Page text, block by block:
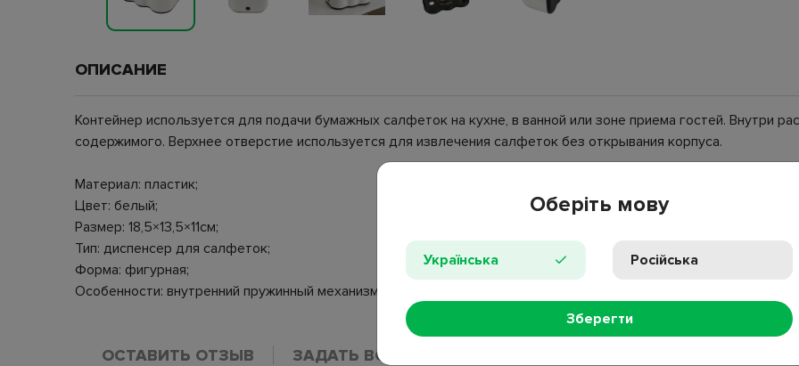
ОПИСАНИЕ
Контейнер используется для подачи бумажных салфеток на кухне, в ванной или зоне приема гостей. Внутри
содержимого. Верхнее отверстие используется для извлечения салфеток без открывания корпуса.
Материал: пластик;
Цвет: белый;
Размер: 18,5×13,5×11см;
Тип: диспенсер для салфеток;
Форма: фигурная;
Особенности: внутренний пружинный механизм.
ОСТАВИТЬ ОТЗЫВ ЗАДАТЬ ВОПРОС
Оберіть мову
Українська Російська
Зберегти